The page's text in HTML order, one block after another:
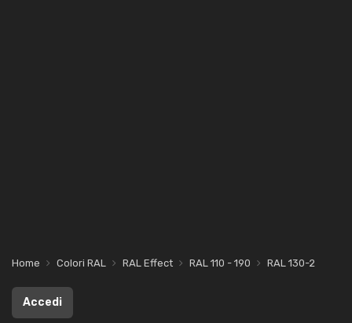
Home Colori RAL RAL Effect RAL 110 - 190 RAL 130-2
Accedi